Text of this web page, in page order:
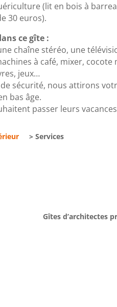
(lit en bois à
30 euros).
ce gîte :
chaîne stéréo, une
à café, mixer,
jeux…
sécurité, nous attirons
bas âge.
passer leurs
> Services
Gîtes d’architectes